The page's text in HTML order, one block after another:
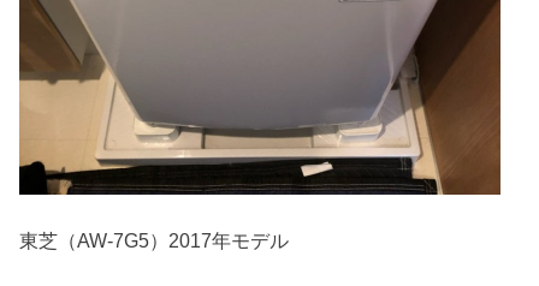
東芝（AW-7G5）2017年モデル